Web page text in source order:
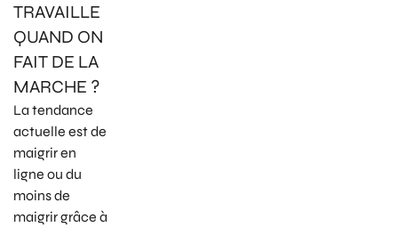
TRAVAILLE
QUAND ON
FAIT DE LA
MARCHE ?
La tendance
actuelle est de
maigrir en
ligne ou du
moins de
maigrir grâce à